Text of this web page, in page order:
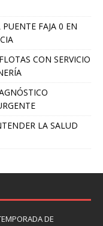
FAJA 0 EN
CON SERVICIO
LA SALUD
DE